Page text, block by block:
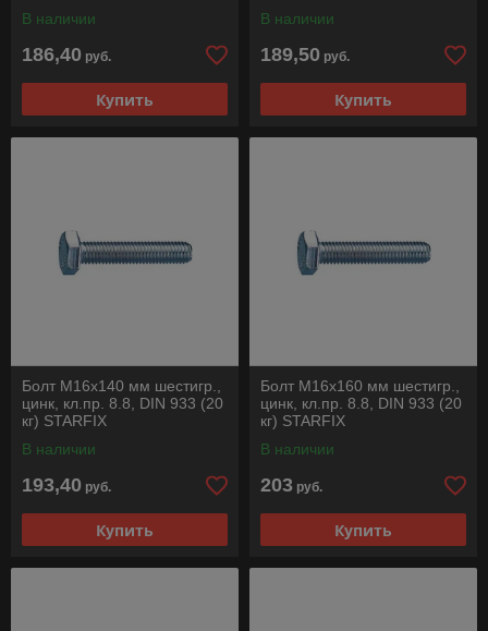
В наличии
186,40 руб.
Купить
В наличии
189,50 руб.
Купить
Болт М16х140 мм шестигр.,
цинк, кл.пр. 8.8, DIN 933 (20
кг) STARFIX
В наличии
193,40 руб.
Купить
Болт М16х160 мм шестигр.,
цинк, кл.пр. 8.8, DIN 933 (20
кг) STARFIX
В наличии
203 руб.
Купить